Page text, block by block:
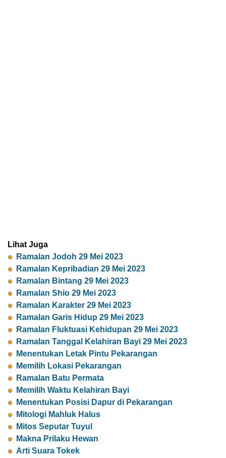
Lihat Juga
Ramalan Jodoh 29 Mei 2023
Ramalan Kepribadian 29 Mei 2023
Ramalan Bintang 29 Mei 2023
Ramalan Shio 29 Mei 2023
Ramalan Karakter 29 Mei 2023
Ramalan Garis Hidup 29 Mei 2023
Ramalan Fluktuasi Kehidupan 29 Mei 2023
Ramalan Tanggal Kelahiran Bayi 29 Mei 2023
Menentukan Letak Pintu Pekarangan
Memilih Lokasi Pekarangan
Ramalan Batu Permata
Memilih Waktu Kelahiran Bayi
Menentukan Posisi Dapur di Pekarangan
Mitologi Mahluk Halus
Mitos Seputar Tuyul
Makna Prilaku Hewan
Arti Suara Tokek